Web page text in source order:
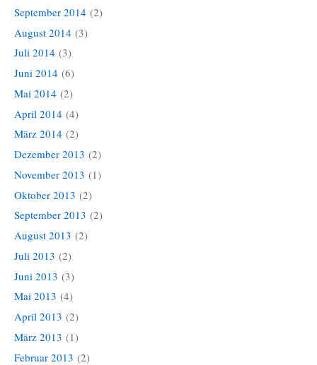
September 2014 (2)
August 2014 (3)
Juli 2014 (3)
Juni 2014 (6)
Mai 2014 (2)
April 2014 (4)
März 2014 (2)
Dezember 2013 (2)
November 2013 (1)
Oktober 2013 (2)
September 2013 (2)
August 2013 (2)
Juli 2013 (2)
Juni 2013 (3)
Mai 2013 (4)
April 2013 (2)
März 2013 (1)
Februar 2013 (2)